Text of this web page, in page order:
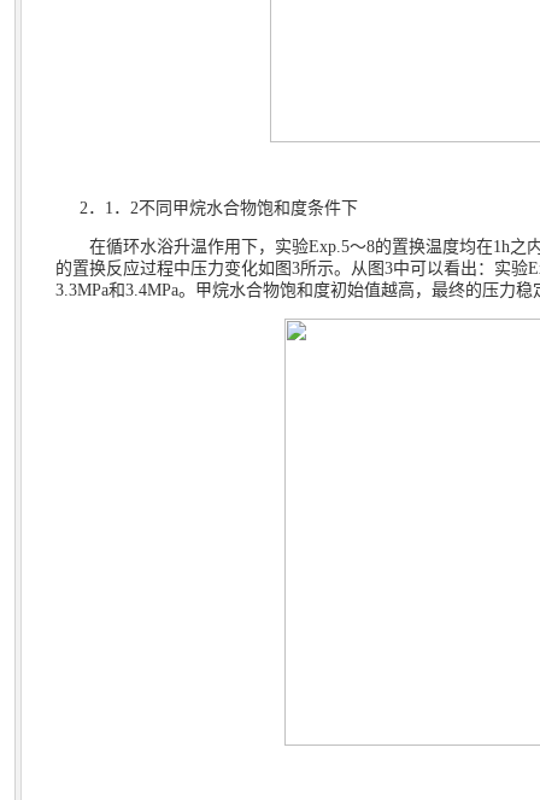
2 ． 1 ． 2不同甲烷水合物饱和度条件下
在循环水浴升温作用下，实验Exp.5～8的置换温度均在1h之
的置换反应过程中压力变化如图3所示。从图3中可以看出：实验
3.3MPa和3.4MPa。甲烷水合物饱和度初始值越高，最终的压力稳